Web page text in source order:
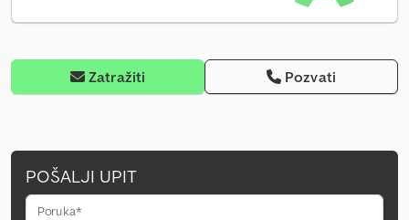
Zatražiti Pozvati
POŠALJI UPIT
Poruka*